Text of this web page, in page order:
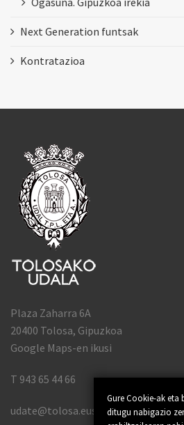
Next Generation funtsak
Kontratazioa
Gure Cookie-ak eta
ditugu nabigazio
Plaza Zaharra 6A
20400 Tolosa, Gipuzkoa
Google Maps-en ikusi
T 943 65 44 66
udate@tolosa.eus